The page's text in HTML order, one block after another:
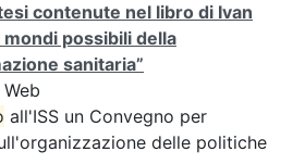
contenute nel libro di Ivan
mondi possibili della
sanitaria”
all'ISS un Convegno per
delle politiche